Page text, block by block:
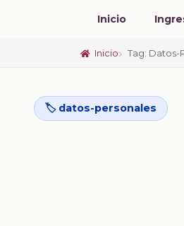
Inicio
Inicio Tag: Datos-
🏷️ datos-personales